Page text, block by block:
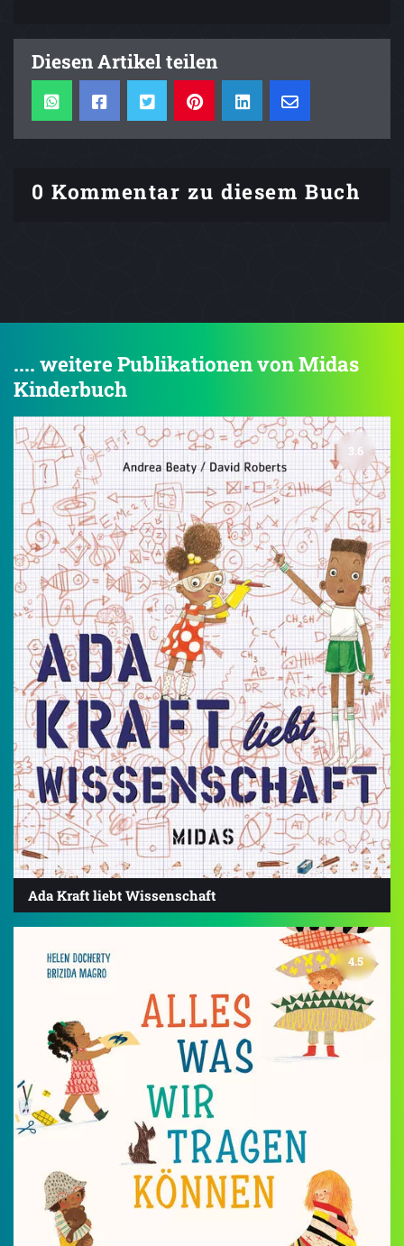
Diesen Artikel teilen
0 Kommentar zu diesem Buch
.... weitere Publikationen von Midas
Kinderbuch
3.6
Ada Kraft liebt Wissenschaft
4.5